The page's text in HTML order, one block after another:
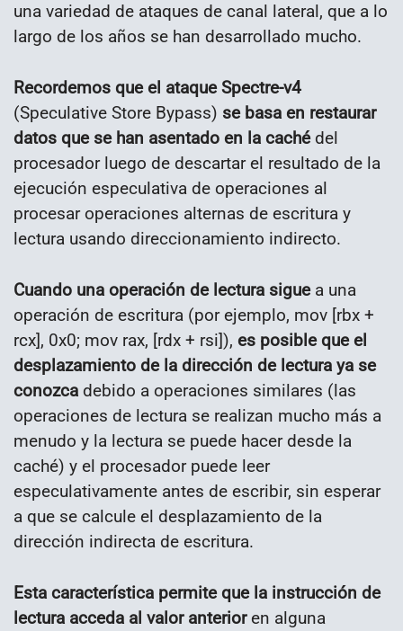
una variedad de ataques de canal lateral, que a lo
largo de los años se han desarrollado mucho.
Recordemos que el ataque Spectre-v4
(Speculative Store Bypass) se basa en restaurar
datos que se han asentado en la cachédel
procesador luego de descartar el resultado de la
ejecución especulativa de operaciones al
procesar operaciones alternas de escritura y
lectura usando direccionamiento indirecto.
Cuando una operación de lectura siguea una
operación de escritura (por ejemplo, mov [rbx +
rcx], 0x0; mov rax, [rdx + rsi]), es posible que el
desplazamiento de la dirección de lectura ya se
conozca debido a operaciones similares (las
operaciones de lectura se realizan mucho más a
menudo y la lectura se puede hacer desde la
caché) y el procesador puede leer
especulativamente antes de escribir, sin esperar
a que se calcule el desplazamiento de la
dirección indirecta de escritura.
Esta característica permite que la instrucción de
lectura acceda al valor anterioren alguna